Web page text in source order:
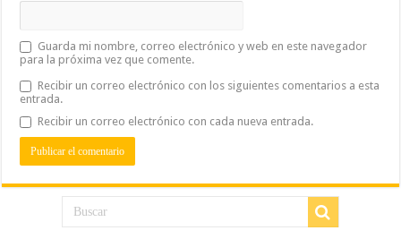
Guarda mi nombre, correo electrónico y web en este navegador
para la próxima vez que comente.
Recibir un correo electrónico con los siguientes comentarios a esta
entrada.
Recibir un correo electrónico con cada nueva entrada.